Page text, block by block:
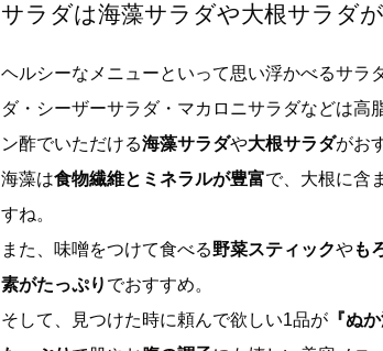
サラダは海藻サラダや大根サラダ
ヘルシーなメニューといって思い浮かべるサラ
ダ・シーザーサラダ・マカロニサラダなどは
ン酢でいただける海藻サラダや大根サラダがお
海藻は食物繊維とミネラルが豊富で、大根に含
すね。
また、味噌をつけて食べる野菜スティックやも
素がたっぷり でおすすめ。
そして、見つけた時に頼んで欲しい1品が『ぬか